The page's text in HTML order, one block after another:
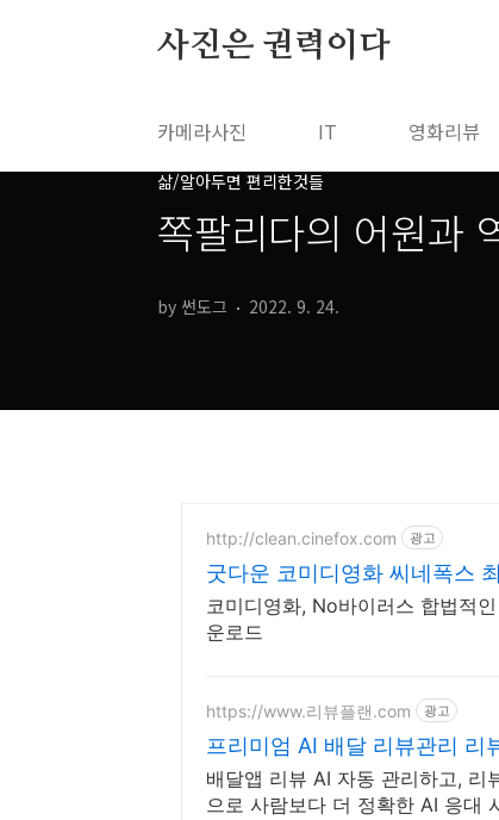
사진은 권력이다
카메라사진 IT 영화리뷰
삶/알아두면 편리한것들
쪽팔리다의 어원과
by 썬도그 2022. 9. 24.
http://clean.cinefox.com 광고
굿다운 코미디영화 씨네폭스
코미디영화, No바이러스 합법적
운로드
https://www.리뷰플랜.com 광고
프리미엄 AI 배달 리뷰관리 리
배달앱 리뷰 AI 자동 관리하고, 리
으로 사람보다 더 정확한 AI 응대